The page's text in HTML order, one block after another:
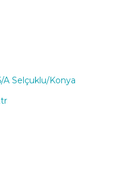
A Selçuklu/Konya